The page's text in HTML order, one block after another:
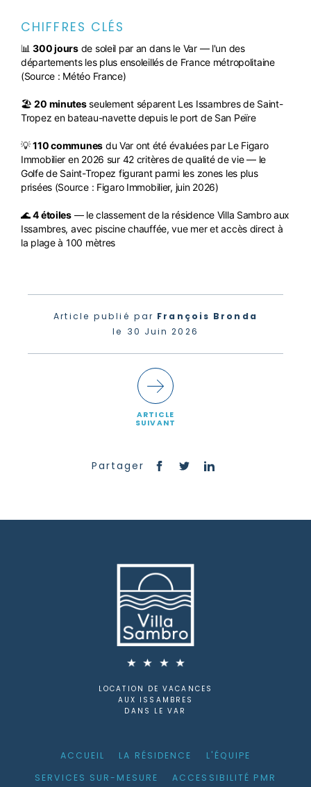
CHIFFRES CLÉS
📊300 joursde soleil par an dans le Var — l'un des
départements les plus ensoleillés de France métropolitaine
(Source : Météo France)
🏖️20 minutesseulement séparent Les Issambres de Saint-
Tropez en bateau-navette depuis le port de San Peïre
💡110 communes du Var ont été évaluées par Le Figaro
Immobilier en 2026 sur 42 critères de qualité de vie — le
Golfe de Saint-Tropez figurant parmi les zones les plus
prisées (Source : Figaro Immobilier, juin 2026)
🌊4 étoiles— le classement de la résidence Villa Sambro aux
Issambres, avec piscine chauffée, vue mer et accès direct à
la plage à 100 mètres
Article publié par François Bronda
le 30 Juin 2026
ARTICLE
SUIVANT
Partager
LOCATION DE VACANCES
AUX ISSAMBRES
DANS LE VAR
ACCUEIL LA RÉSIDENCE
L'ÉQUIPE
SERVICES SUR-MESURE
ACCESSIBILITÉ PMR